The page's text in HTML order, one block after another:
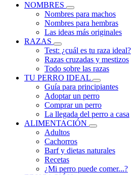
NOMBRES
Nombres para machos
Nombres para hembras
Las ideas más originales
RAZAS
Test: ¿cuál es tu raza ideal?
Razas cruzadas y mestizos
Todo sobre las razas
TU PERRO IDEAL
Guía para principiantes
Adoptar un perro
Comprar un perro
La llegada del perro a casa
ALIMENTACIÓN
Adultos
Cachorros
Barf y dietas naturales
Recetas
¿Mi perro puede comer...?